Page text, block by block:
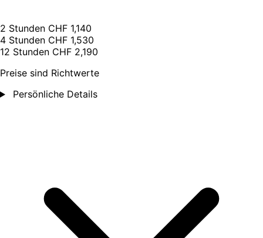
2 Stunden CHF 1,140
4 Stunden CHF 1,530
12 Stunden CHF 2,190
Preise sind Richtwerte
Persönliche Details